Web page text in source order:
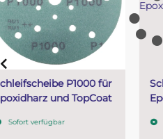
Schleifscheibe P1500 für
Epoxidharz und TopCoat
Sofort verfügbar